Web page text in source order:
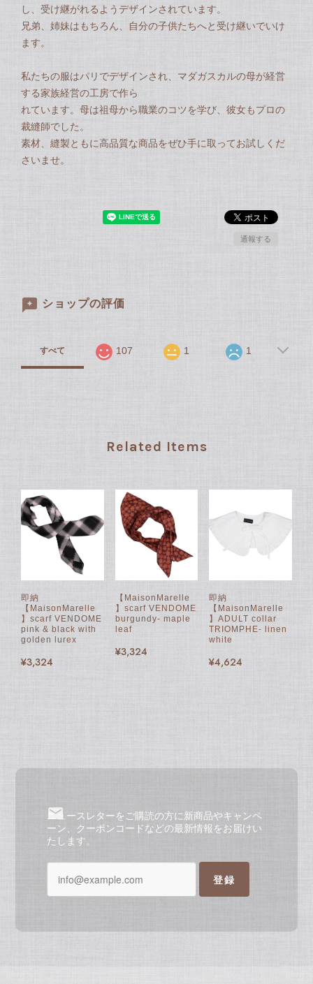
し、受け継がれるようデザインされています。
兄弟、姉妹はもちろん、自分の子供たちへと受け継いでいけ
ます。
私たちの服はパリでデザインされ、マダガスカルの母が経営
する家族経営の工房で作ら
れています。母は祖母から職業のコツを学び、彼女もプロの
裁縫師でした。
素材、縫製ともに高品質な商品をぜひ手に取ってお試しくだ
さいませ。
通報する
ショップの評価
すべて 107 1 1
Related Items
即納
【MaisonMarelle
】scarf VENDOME
pink & black with
golden lurex
¥3,324
【MaisonMarelle
】scarf VENDOME
burgundy- maple
leaf
¥3,324
即納
【MaisonMarelle
】ADULT collar
TRIOMPHE- linen
white
¥4,624
ニュースレターをご購読の方に新商品やキャンペ
ーン、クーポンコードなどの最新情報をお届けい
たします。
登録